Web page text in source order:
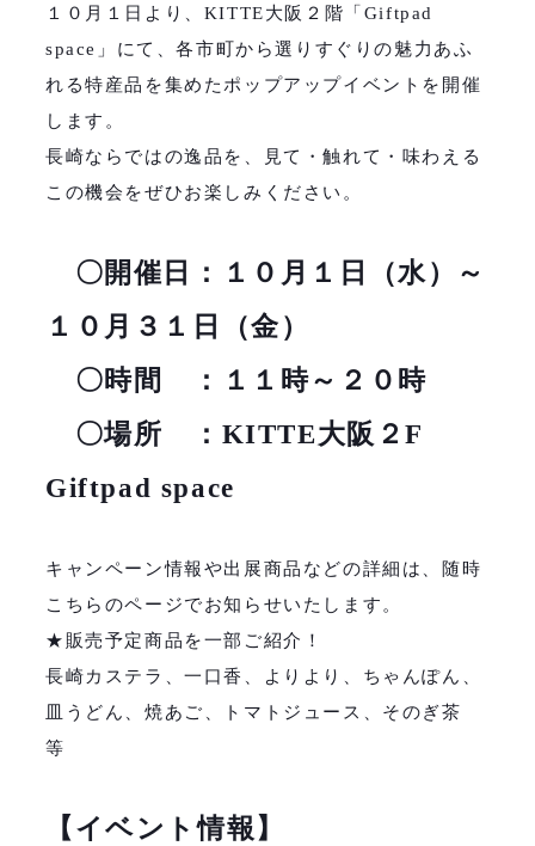
１０月１日より、KITTE大阪２階「Giftpad
space」にて、各市町から選りすぐりの魅力あふ
れる特産品を集めたポップアップイベントを開催
します。
長崎ならではの逸品を、見て・触れて・味わえる
この機会をぜひお楽しみください。
〇開催日：１０月１日（水）～
１０月３１日（金）
〇時間 ：１１時～２０時
〇場所 ：KITTE大阪２F
Giftpad space
キャンペーン情報や出展商品などの詳細は、随時
こちらのページでお知らせいたします。
★販売予定商品を一部ご紹介！
長崎カステラ、一口香、よりより、ちゃんぽん、
皿うどん、焼あご、トマトジュース、そのぎ茶
等
【イベント情報】